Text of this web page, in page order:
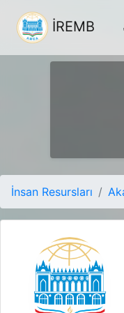
İREMB
İnsan Resursları